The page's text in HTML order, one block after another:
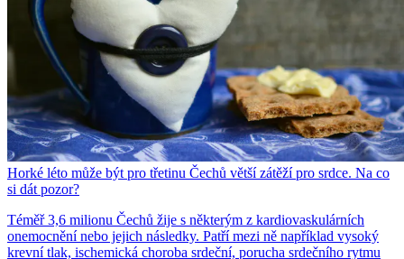
Horké léto může být pro třetinu Čechů větší zátěží pro srdce. Na co
si dát pozor?
Téměř 3,6 milionu Čechů žije s některým z kardiovaskulárních
onemocnění nebo jejich následky. Patří mezi ně například vysoký
krevní tlak, ischemická choroba srdeční, porucha srdečního rytmu